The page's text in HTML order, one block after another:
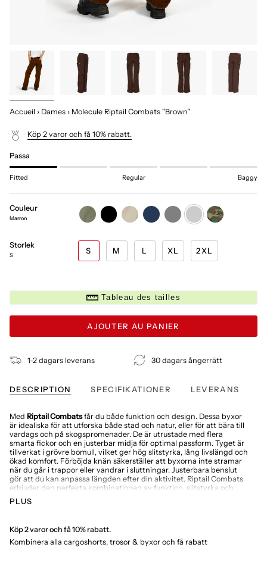
Accueil › Dames › Molecule Riptail Combats "Brown"
Köp 2 varor och få 10% rabatt.
Passa
Fitted Regular Baggy
Couleur
Marron
olive-
green
black beige navy grey marronwoodland
Storlek
S S M L XL 2XL
Tableau des tailles
AJOUTER AU PANIER
1-2 dagars leverans 30 dagars ångerrätt
DESCRIPTION SPECIFIKATIONER LEVERANS
Med Riptail Combatsfår du både funktion och design. Dessa byxor
är idealiska för att utforska både stad och natur, eller för att bära till
vardags och på skogspromenader. De är utrustade med flera
smarta fickor och en justerbar midja för optimal passform. Tyget är
tillverkat i grövre bomull, vilket ger hög slitstyrka, lång livslängd och
ökad komfort. Förböjda knän säkerställer att byxorna inte stramar
när du går i trappor eller vandrar i sluttningar. Justerbara benslut
gör att du kan anpassa längden efter din aktivitet. Riptail Combats
erbjuder den perfekta kombinationen av funktion, slitstyrka och
bekvämlighet.
Justerbara benslut och dragsko i midjan
Normal passform / Smal passform/ FIGURNÄRA
PLUS
Köp 2 varor och få 10% rabatt.
Kombinera alla cargoshorts, trosor & byxor och få rabatt